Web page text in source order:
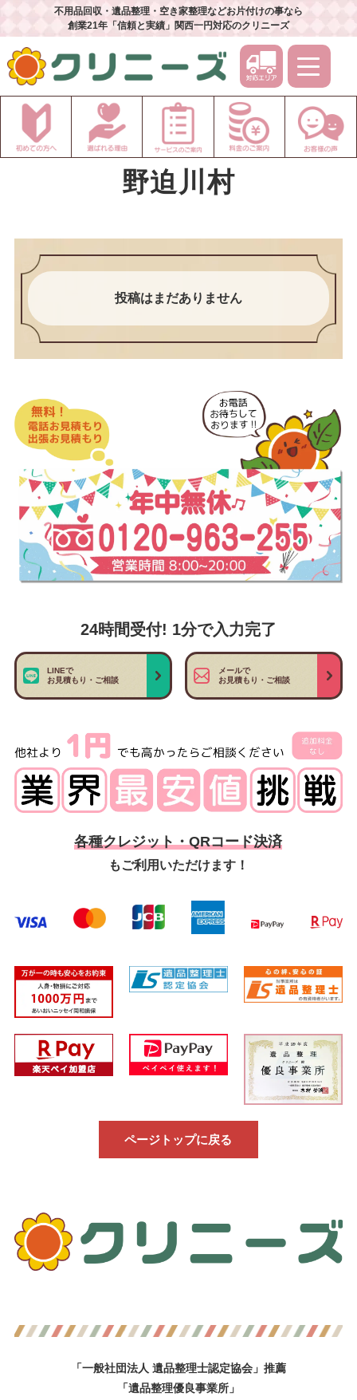
不用品回収・遺品整理・空き家整理などお片付けの事なら
創業21年「信頼と実績」関西一円対応のクリニーズ
野迫川村
投稿はまだありません
24時間受付! 1分で入力完了
LINEで
お見積もり・ご相談
メールで
お見積もり・ご相談
各種クレジット・QRコード決済
もご利用いただけます！
ページトップに戻る
「一般社団法人 遺品整理士認定協会」推薦
「遺品整理優良事業所」